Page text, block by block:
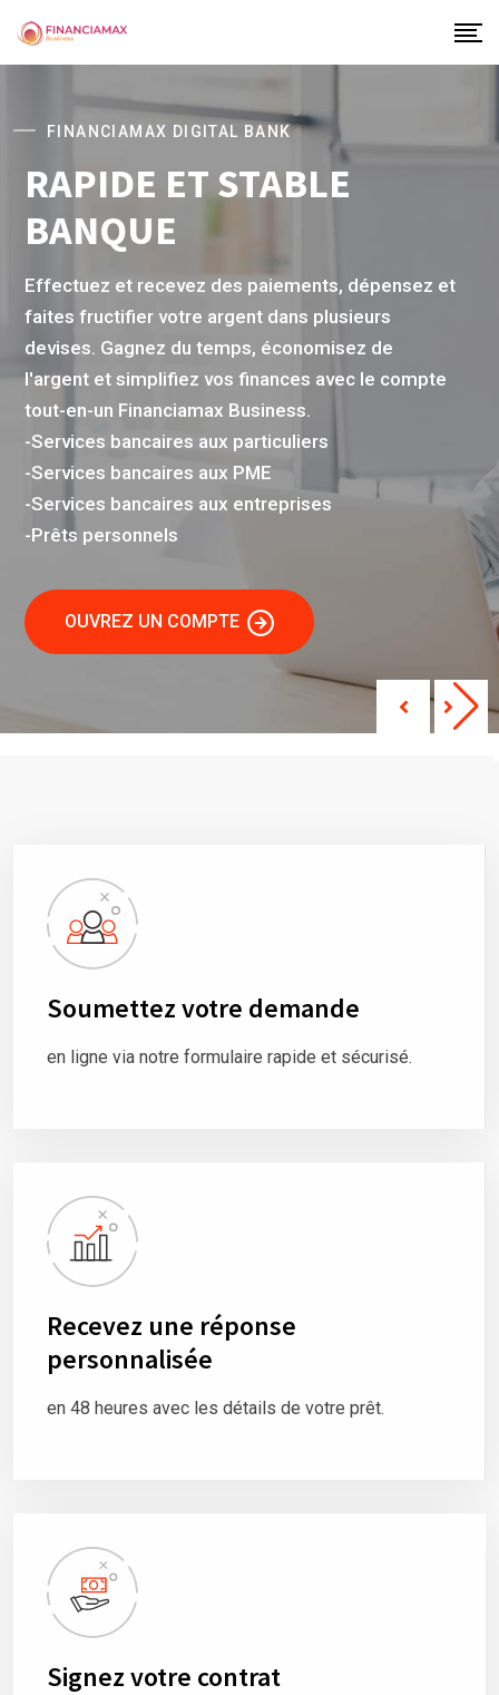
FINANCIAMAX DIGITAL BANK
RAPIDE ET STABLE
BANQUE
Effectuez et recevez des paiements, dépensez et
faites fructifier votre argent dans plusieurs
devises. Gagnez du temps, économisez de
l'argent et simplifiez vos finances avec le compte
tout-en-un Financiamax Business.
-Services bancaires aux particuliers
-Services bancaires aux PME
-Services bancaires aux entreprises
-Prêts personnels
OUVREZ UN COMPTE
Soumettez votre demande
en ligne via notre formulaire rapide et sécurisé.
Recevez une réponse
personnalisée
en 48 heures avec les détails de votre prêt.
Signez votre contrat